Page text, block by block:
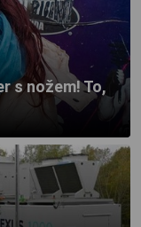
s nožem! To,